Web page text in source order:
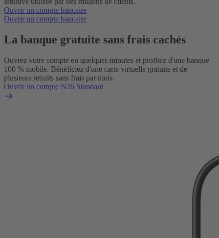
Ouvrir un compte bancaire
Ouvrir un compte bancaire
La banque gratuite sans frais cachés
Ouvrez votre compte en quelques minutes et profitez d'une banque
100 % mobile. Bénéficiez d'une carte virtuelle gratuite et de
plusieurs retraits sans frais par mois.
Ouvrir un compte N26 Standard